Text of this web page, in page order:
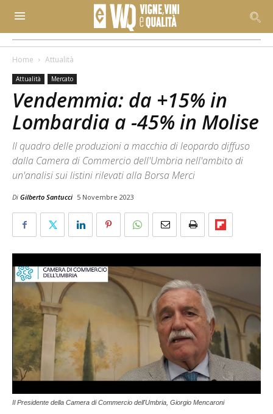
Home Attualità
Attualità Mercato
Vendemmia: da +15% in
Lombardia a -45% in Molise
Il quadro delle produzioni a macchia di leopardo diffuso
dalla Camera di Commercio dell'Umbria nell'ambito di
un'analisi sui listini rilevati alla Borsa Merci
Di Gilberto Santucci 5 Novembre 2023
Il Presidente della Camera di Commercio dell'Umbria, Giorgio Mencaroni